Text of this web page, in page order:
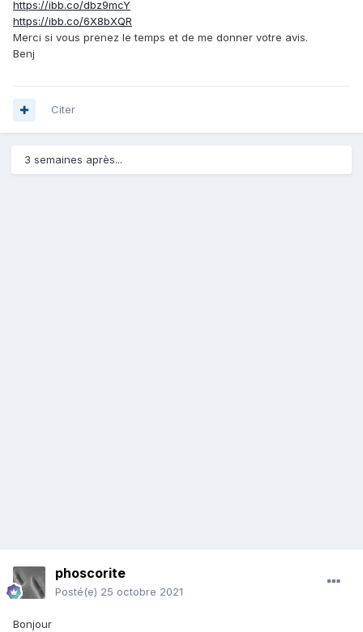
https://ibb.co/dbz9mcY
https://ibb.co/6X8bXQR
Merci si vous prenez le temps et de me donner votre avis.
Benj
Citer
3 semaines après...
phoscorite
Posté(e) 25 octobre 2021
Bonjour